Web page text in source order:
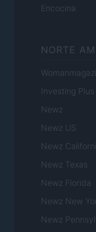
Encocina
NORTE
Investing Plus
Newz
Newz US
Newz
Newz Texas
Newz Florida
Newz New
Newz